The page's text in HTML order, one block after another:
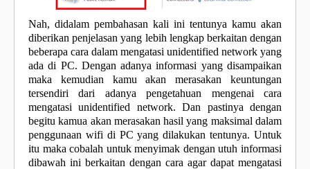
Nah, didalam pembahasan kali ini tentunya kamu akan
diberikan penjelasan yang lebih lengkap berkaitan dengan
beberapa cara dalam mengatasi unidentified network yang
ada di PC. Dengan adanya informasi yang disampaikan
maka kemudian kamu akan merasakan keuntungan
tersendiri dari adanya pengetahuan mengenai cara
mengatasi unidentified network. Dan pastinya dengan
begitu kamua akan merasakan hasil yang maksimal dalam
penggunaan wifi di PC yang dilakukan tentunya. Untuk
itu maka cobalah untuk menyimak dengan utuh informasi
dibawah ini berkaitan dengan cara agar dapat mengatasi